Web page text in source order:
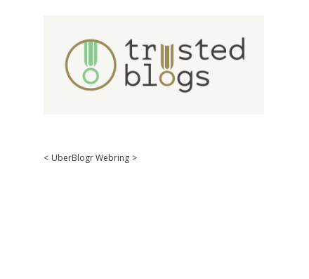
< UberBlogr Webring >